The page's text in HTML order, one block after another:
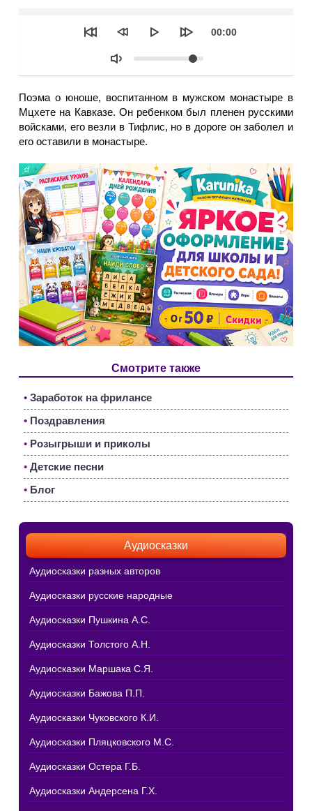
Текущее
00:00
Объем
Поэма о юноше, воспитанном в мужском монастыре в
Мцхете на Кавказе. Он ребенком был пленен русскими
войсками, его везли в Тифлис, но в дороге он заболел и
его оставили в монастыре.
Смотрите также
• Заработок на фрилансе
• Поздравления
• Розыгрыши и приколы
• Детские песни
• Блог
Аудиосказки
Аудиосказки разных авторов
Аудиосказки русские народные
Аудиосказки Пушкина А.С.
Аудиосказки Толстого А.Н.
Аудиосказки Маршака С.Я.
Аудиосказки Бажова П.П.
Аудиосказки Чуковского К.И.
Аудиосказки Пляцковского М.С.
Аудиосказки Остера Г.Б.
Аудиосказки Андерсена Г.Х.